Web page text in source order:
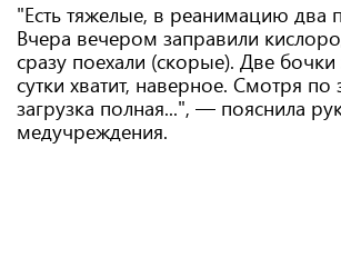
"Есть тяжелые, в реанимацию два
Вчера вечером заправили
сразу поехали (скорые). Две
сутки хватит, наверное. Смотря по
загрузка полная...", — пояснила
медучреждения.